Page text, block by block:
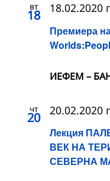
вт
18
Премиера
18.02.2020
ИЕФЕМ –
чт
20
Лекция
ВЕК НА
СЕВЕРНА
20.02.2020